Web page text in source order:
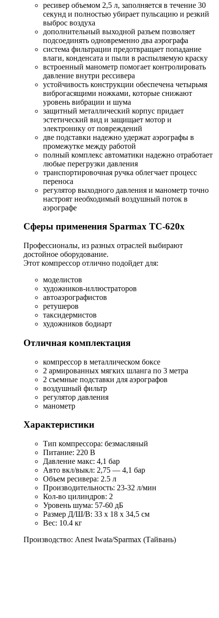
ресивер объемом 2,5 л, заполняется в течение 30
секунд и полностью убирает пульсацию и резкий
выброс воздуха
дополнительный выходной разъем позволяет
подсоединять одновременно два аэрографа
система фильтрации предотвращает попадание
влаги, конденсата и пыли в распыляемую краску
встроенный манометр помогает контролировать
давление внутри рессивера
устойчивость конструкции обеспечена четырьмя
виброгасящими ножками, которые снижают
уровень вибрации и шума
защитный металлический корпус придает
эстетический вид и защищает мотор и
электронику от повреждений
две подставки надежно удержат аэрографы в
промежутке между работой
полный комплекс автоматики надежно отработает
любые перегрузки давления
транспортировочная ручка облегчает процесс
переноса
регулятор выходного давления и манометр точно
настроят необходимый воздушный поток в
аэрографе
Сферы применения Sparmax TC-620x
Профессионалы, из разных отраслей выбирают
достойное оборудование.
Этот компрессор отлично подойдет для:
моделистов
художников-иллюстраторов
автоаэрографистов
ретушеров
таксидермистов
художников бодиарт
Отличная комплектация
компрессор в металлическом боксе
2 армированных мягких шланга по 3 метра
2 съемные подставки для аэрографов
воздушный фильтр
регулятор давления
манометр
Характеристики
Тип компрессора: безмасляный
Питание: 220 В
Давление макс: 4,1 бар
Авто вкл/выкл: 2,75 — 4,1 бар
Объем ресивера: 2.5 л
Производительность: 23-32 л/мин
Кол-во цилиндров: 2
Уровень шума: 57-60 дБ
Размер Д/Ш/В: 33 x 18 x 34,5 см
Вес: 10.4 кг
Производство: Anest Iwata/Sparmax (Тайвань)